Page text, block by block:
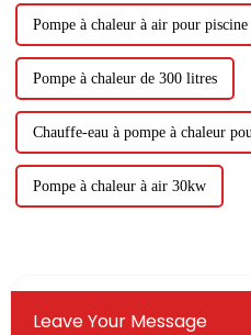
Pompe à chaleur à air pour piscine
Pompe à chaleur de 300 litres
Chauffe-eau à pompe à chaleur
Pompe à chaleur à air 30kw
Leave Your Message